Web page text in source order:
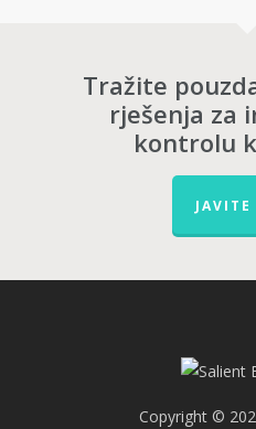
Tražite
rješenja za
kontrolu
JAVITE
Copyright ©